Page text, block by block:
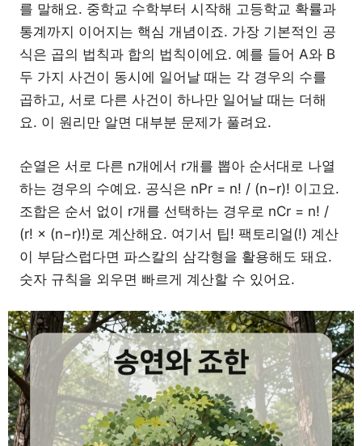
를 말해요. 중학교 수학부터 시작해 고등학교 확률과
통계까지 이어지는 핵심 개념이죠. 가장 기본적인 공
식은 곱의 법칙과 합의 법칙이에요. 예를 들어 A와 B
두 가지 사건이 동시에 일어날 때는 각 경우의 수를
곱하고, 서로 다른 사건이 하나만 일어날 때는 더해
요. 이 원리만 알면 대부분 문제가 풀려요.
순열은 서로 다른 n개에서 r개를 뽑아 순서대로 나열
하는 경우의 수예요. 공식은 nPr = n! / (n−r)! 이고요.
조합은 순서 없이 r개를 선택하는 경우로 nCr = n! /
(r! × (n−r)!)로 계산해요. 여기서 팁! 팩토리얼(!) 계산
이 부담스럽다면 파스칼의 삼각형을 활용해도 돼요.
숫자 규칙을 외우면 빠르게 계산할 수 있어요.